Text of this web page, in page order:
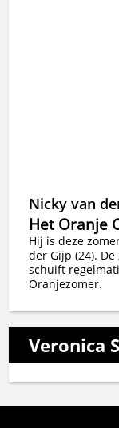
Nicky van
Het Oranje
Hij is deze
der Gijp (24).
schuift
Oranjezomer.
Veronica